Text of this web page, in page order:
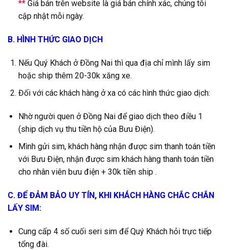
**Giá bán trên website là giá bán chính xác, chúng tôi
cập nhật mỗi ngày.
B. HÌNH THỨC GIAO DỊCH
Nếu Quý Khách ở Đồng Nai thì qua địa chỉ mình lấy sim
hoặc ship thêm 20-30k xăng xe.
Đối với các khách hàng ở xa có các hình thức giao dịch:
Nhờ người quen ở Đồng Nai để giao dịch theo điều 1
(ship dịch vụ thu tiền hộ của Bưu Điện).
Mình gửi sim, khách hàng nhận được sim thanh toán tiền
với Bưu Điện, nhận được sim khách hàng thanh toán tiền
cho nhân viên bưu điện + 30k tiền ship .
C. ĐỂ ĐẢM BẢO UY TÍN, KHI KHÁCH HÀNG CHẮC CHẮN
LẤY SIM:
Cung cấp 4 số cuối seri sim để Quý Khách hỏi trực tiếp
tổng đài.